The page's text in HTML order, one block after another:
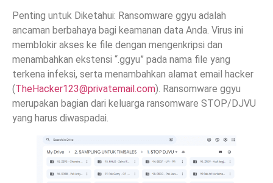
Penting untuk Diketahui: Ransomware ggyu adalah
ancaman berbahaya bagi keamanan data Anda. Virus ini
memblokir akses ke file dengan mengenkripsi dan
menambahkan ekstensi “.ggyu” pada nama file yang
terkena infeksi, serta menambahkan alamat email hacker
(TheHacker123@privatemail.com). Ransomware ggyu
merupakan bagian dari keluarga ransomware STOP/DJVU
yang harus diwaspadai.